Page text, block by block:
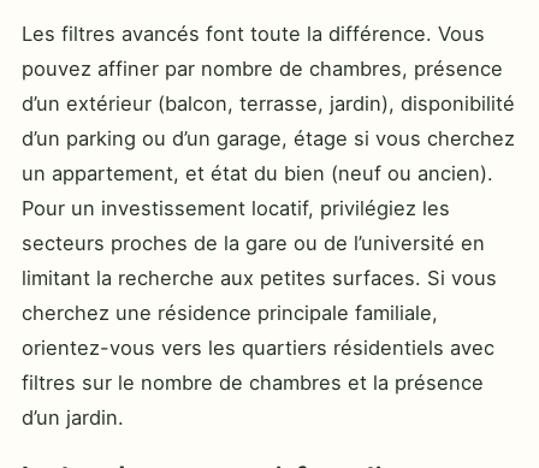
Les filtres avancés font toute la différence. Vous
pouvez affiner par nombre de chambres, présence
d’un extérieur (balcon, terrasse, jardin), disponibilité
d’un parking ou d’un garage, étage si vous cherchez
un appartement, et état du bien (neuf ou ancien).
Pour un investissement locatif, privilégiez les
secteurs proches de la gare ou de l’université en
limitant la recherche aux petites surfaces. Si vous
cherchez une résidence principale familiale,
orientez-vous vers les quartiers résidentiels avec
filtres sur le nombre de chambres et la présence
d’un jardin.